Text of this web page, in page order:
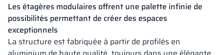
Les étagères modulaires offrent une palette infinie de
possibilités permettant de créer des espaces
exceptionnels
La structure est fabriquée à partir de profilés en